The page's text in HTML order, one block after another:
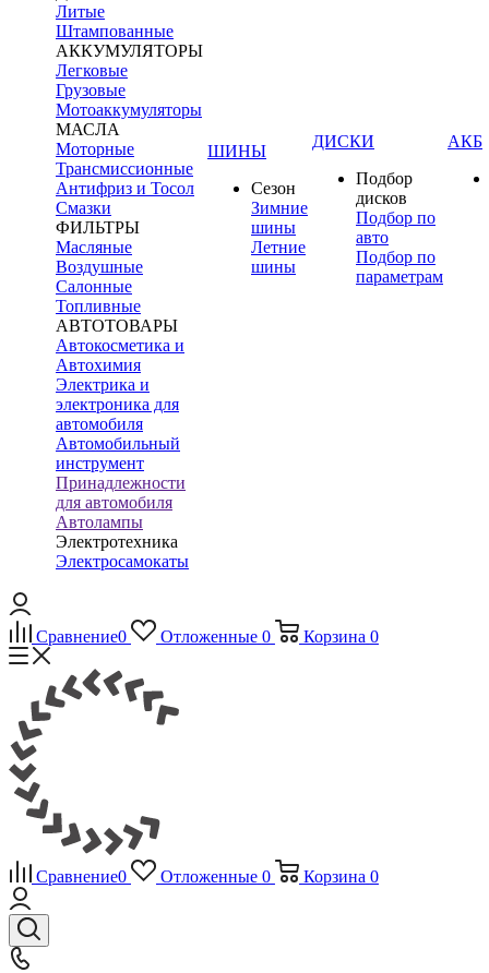
Литые
Штампованные
АККУМУЛЯТОРЫ
Легковые
Грузовые
Мотоаккумуляторы
МАСЛА
Моторные
Трансмиссионные
Антифриз и Тосол
Смазки
ФИЛЬТРЫ
Масляные
Воздушные
Салонные
Топливные
АВТОТОВАРЫ
Автокосметика и
Автохимия
Электрика и
электроника для
автомобиля
Автомобильный
инструмент
Принадлежности
для автомобиля
Автолампы
Электротехника
Электросамокаты
ШИНЫ
Сезон
Зимние
шины
Летние
шины
ДИСКИ
Подбор
дисков
Подбор по
авто
Подбор по
параметрам
АКБ
Сравнение0 Отложенные 0 Корзина 0
Сравнение0 Отложенные 0 Корзина 0